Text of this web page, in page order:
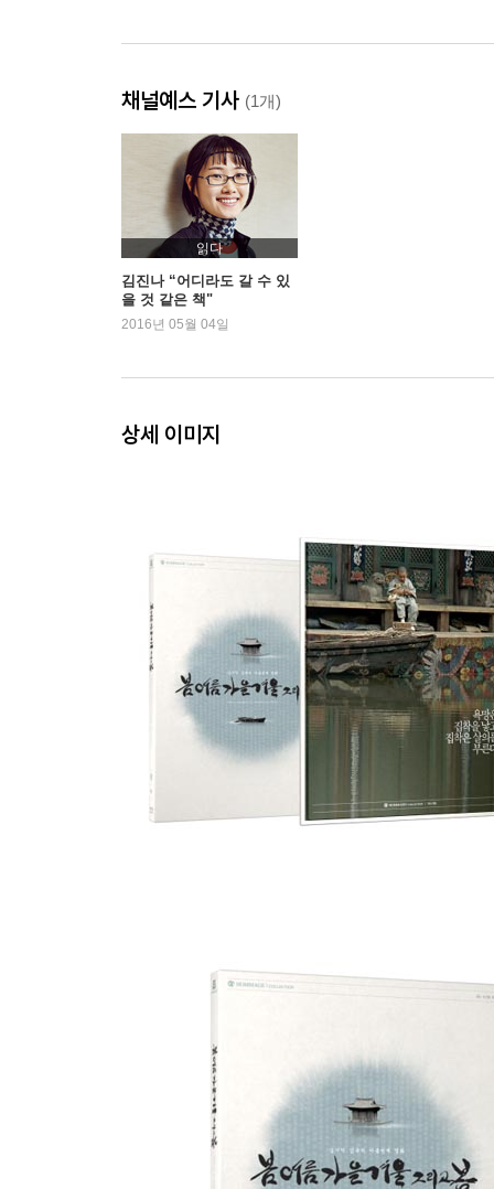
채널예스 기사 (1개)
읽다
김진나 “어디라도 갈 수 있
을 것 같은 책"
2016년 05월 04일
상세 이미지